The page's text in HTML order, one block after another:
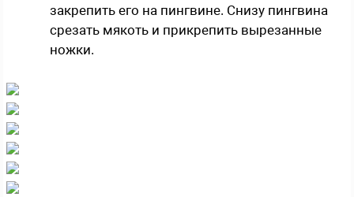
закрепить его на пингвине. Снизу пингвина
срезать мякоть и прикрепить вырезанные
ножки.